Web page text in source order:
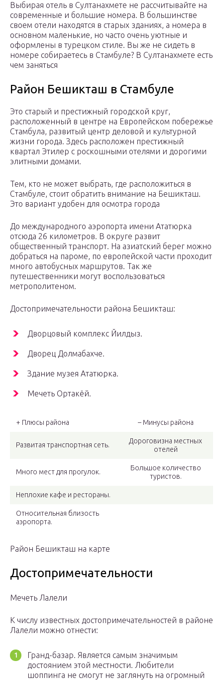
Выбирая отель в Султанахмете не рассчитывайте на
современные и большие номера. В большинстве
своем отели находятся в старых зданиях, а номера в
основном маленькие, но часто очень уютные и
оформлены в турецком стиле. Вы же не сидеть в
номере собираетесь в Стамбуле? В Султанахмете есть
чем заняться
Район Бешикташ в Стамбуле
Это старый и престижный городской круг,
расположенный в центре на Европейском побережье
Стамбула, развитый центр деловой и культурной
жизни города. Здесь расположен престижный
квартал Этилер с роскошными отелями и дорогими
элитными домами.
Тем, кто не может выбрать, где расположиться в
Стамбуле, стоит обратить внимание на Бешикташ.
Это вариант удобен для осмотра города
До международного аэропорта имени Ататюрка
отсюда 26 километров. В округе развит
общественный транспорт. На азиатский берег можно
добраться на пароме, по европейской части проходит
много автобусных маршрутов. Так же
путешественники могут воспользоваться
метрополитеном.
Достопримечательности района Бешикташ:
Дворцовый комплекс Йилдыз.
Дворец Долмабахче.
Здание музея Ататюрка.
Мечеть Ортакёй.
+ Плюсы района – Минусы района
Развитая транспортная сеть.
Дороговизна местных
отелей
Много мест для прогулок.
Большое количество
туристов.
Неплохие кафе и рестораны.
Относительная близость
аэропорта.
Район Бешикташ на карте
Достопримечательности
Мечеть Лалели
К числу известных достопримечательностей в районе
Лалели можно отнести:
Гранд-базар. Является самым значимым
достоянием этой местности. Любители
шоппинга не смогут не заглянуть на огромный